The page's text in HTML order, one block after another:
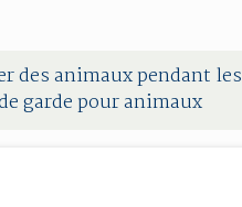
des animaux pendant
garde pour animaux